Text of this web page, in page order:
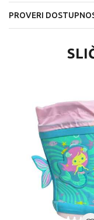
PROVERI